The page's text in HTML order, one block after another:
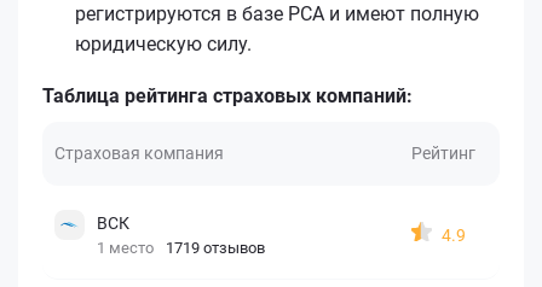
регистрируются в базе РСА и имеют полную
юридическую силу.
Таблица рейтинга страховых компаний:
Страховая компания Рейтинг
ВСК
1 место 1719 отзывов
4.9